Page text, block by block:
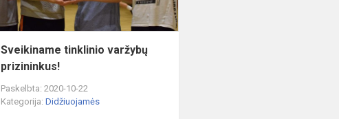
Sveikiname tinklinio varžybų
prizininkus!
Paskelbta: 2020-10-22
Kategorija:Didžiuojamės